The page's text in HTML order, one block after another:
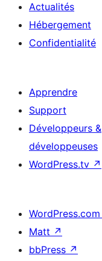
Actualités
Hébergement
Confidentialité
Apprendre
Support
Développeurs &
développeuses
WordPress.tv ↗
WordPress.com
Matt ↗
bbPress ↗